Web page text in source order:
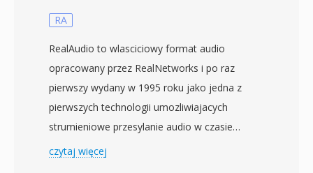
tylko istotne dane audio i wideo, ale takze
przejscia i struktury osi czasu. To czyni go
szczegolnie cennym w przepływach
postprodukcyjnych, gdzie projekty przenosza
sie miedzy roznymi systemami montazowymi i
musza zachowywac zlozone informacje o
kompozycji, ktore prostsze formaty moglyby
RA
RealAudio to wlasciciowy format audio
opracowany przez RealNetworks i po raz
pierwszy wydany w 1995 roku jako jedna z
pierwszych technologii umozliwiajacych
strumieniowe przesylanie audio w czasie
rzeczywistym przez internet. W epoce
czytaj więcej